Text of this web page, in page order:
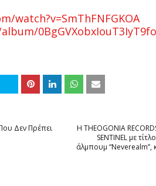
watch?v=SmThFNFGKOA
Η THEOGONIA
SENTINEL με
άλμπουμ “Neverealm”,
Δεν Πρέπει